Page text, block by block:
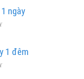
ngày
1 đêm